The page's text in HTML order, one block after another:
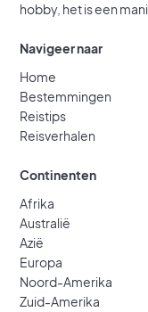
hobby, het is een
Navigeer naar
Home
Bestemmingen
Reistips
Reisverhalen
Continenten
Afrika
Australië
Azië
Europa
Noord-Amerika
Zuid-Amerika